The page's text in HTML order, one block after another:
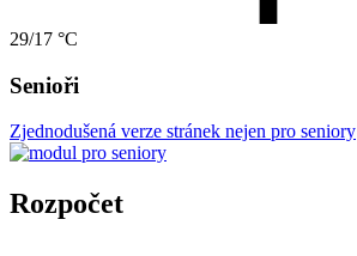
29/17 °C
Senioři
Zjednodušená verze stránek nejen pro seniory
Rozpočet